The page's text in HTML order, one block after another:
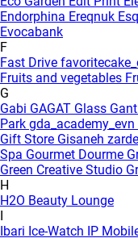
Endorphina Ereqnuk
Evocabank
F
Fast Drive
Fruits and vegetables
G
Gabi GAGAT Glass
Park gda_academy_evn
Gift Store Gisaneh
Spa Gourmet Dourme
Green Creative Studio
H
H2O Beauty Lounge
I
Ibari Ice-Watch IP